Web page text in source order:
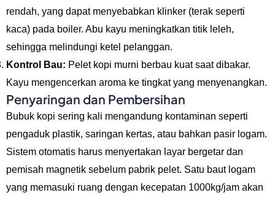
rendah, yang dapat menyebabkan klinker (terak seperti
kaca) pada boiler. Abu kayu meningkatkan titik leleh,
sehingga melindungi ketel pelanggan.
Kontrol Bau: Pelet kopi murni berbau kuat saat dibakar.
Kayu mengencerkan aroma ke tingkat yang menyenangkan.
Penyaringan dan Pembersihan
Bubuk kopi sering kali mengandung kontaminan seperti
pengaduk plastik, saringan kertas, atau bahkan pasir logam.
Sistem otomatis harus menyertakan layar bergetar dan
pemisah magnetik sebelum pabrik pelet. Satu baut logam
yang memasuki ruang dengan kecepatan 1000kg/jam akan